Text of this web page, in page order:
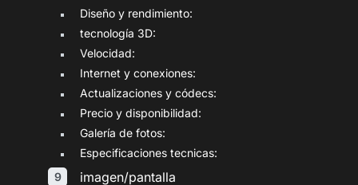
Diseño y rendimiento:
tecnología 3D:
Velocidad:
Internet y conexiones:
Actualizaciones y códecs:
Precio y disponibilidad:
Galería de fotos:
Especificaciones tecnicas:
imagen/pantalla